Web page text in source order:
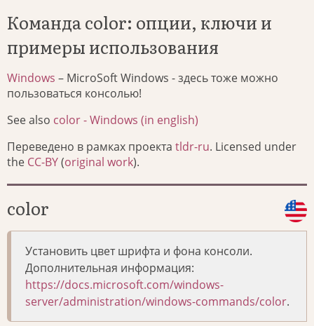
Команда color: опции, ключи и
примеры использования
Windows – MicroSoft Windows - здесь тоже можно
пользоваться консолью!
See also color - Windows (in english)
Переведено в рамках проекта tldr-ru. Licensed under
the CC-BY(original work).
color
Установить цвет шрифта и фона консоли.
Дополнительная информация:
https://docs.microsoft.com/windows-
server/administration/windows-commands/color.